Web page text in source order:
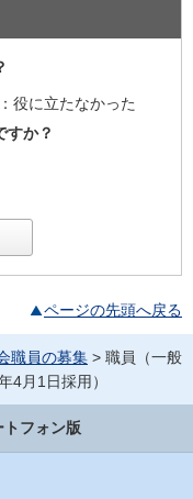
役に立たなかった
すか？
ページの先頭へ戻る
職員の募集 > 職員（一般
4月1日採用）
トフォン版